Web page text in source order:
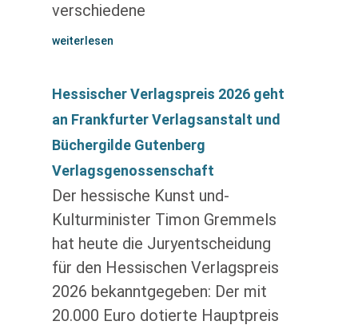
verschiedene
weiterlesen
Hessischer Verlagspreis 2026 geht
an Frankfurter Verlagsanstalt und
Büchergilde Gutenberg
Verlagsgenossenschaft
Der hessische Kunst und-
Kulturminister Timon Gremmels
hat heute die Juryentscheidung
für den Hessischen Verlagspreis
2026 bekanntgegeben: Der mit
20.000 Euro dotierte Hauptpreis